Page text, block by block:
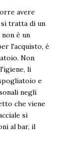
avere
si tratta di un
è un
l'acquisto, è
Non
li
e
negli
che viene
si
al bar, il